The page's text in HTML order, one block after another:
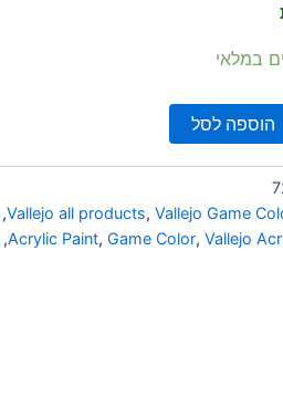
במלאי
הוספה לסל
Vallejo all products, Vallejo Game
,
Acrylic Paint, Game Color, Vallejo
,